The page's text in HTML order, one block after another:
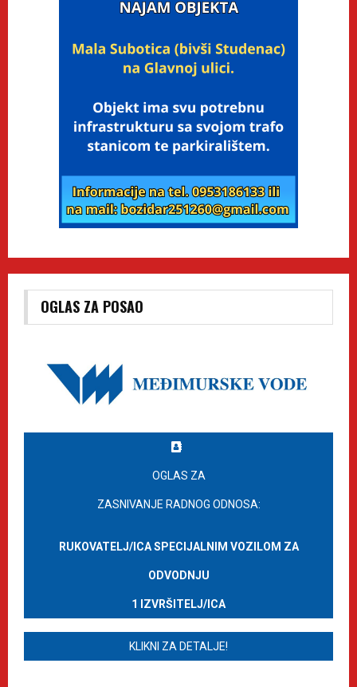
OGLAS ZA POSAO
OGLAS ZA
ZASNIVANJE RADNOG ODNOSA:
RUKOVATELJ/ICA SPECIJALNIM VOZILOM ZA
ODVODNJU
1 IZVRŠITELJ/ICA
KLIKNI ZA DETALJE!